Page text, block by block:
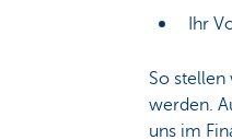
Ihr
So stellen
werden.
uns im